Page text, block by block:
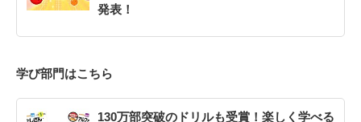
発表！
学び部門はこちら
130万部突破のドリルも受賞！楽しく学べる